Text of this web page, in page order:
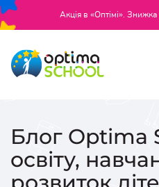
Акція в «Оптімі».
Блог Optima
освіту,